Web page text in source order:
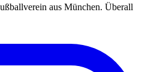
aus München. Überall